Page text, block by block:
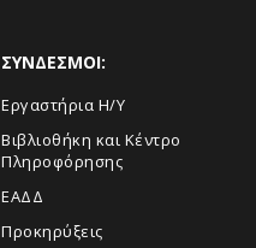
ΣΥΝΔΕΣΜΟΙ:
Εργαστήρια Η/Υ
Βιβλιοθήκη και Κέντρο
Πληροφόρησης
ΕΑΔΔ
Προκηρύξεις